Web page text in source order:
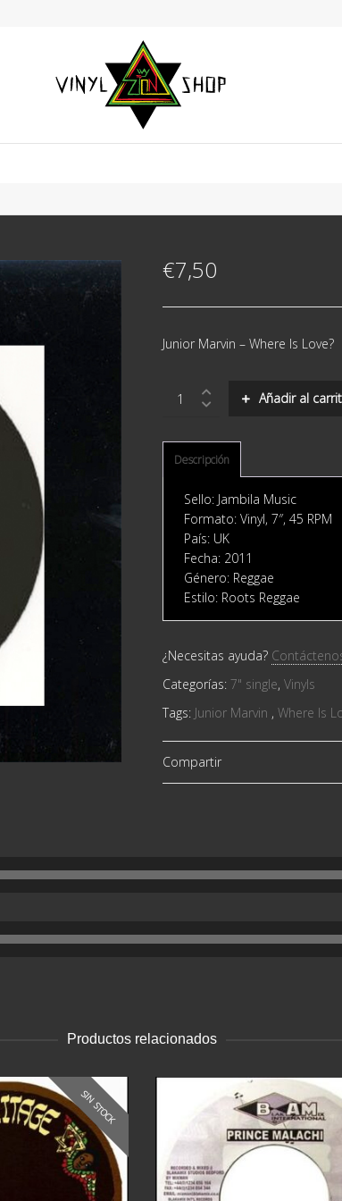
€7,50
Junior Marvin ‎– Where Is Love?
Marvin
Where
quantity
Añadir al
Descripción
Sello: Jambila Music ‎
Formato: Vinyl, 7″, 45 RPM
País: UK
Fecha: 2011
Género: Reggae
Estilo: Roots Reggae
¿Necesitas ayuda?
Categorías:7" single,Vinyls
Tags: Junior Marvin ‎ ,Where Is
Compartir
Productos relacionados
SIN STOCK